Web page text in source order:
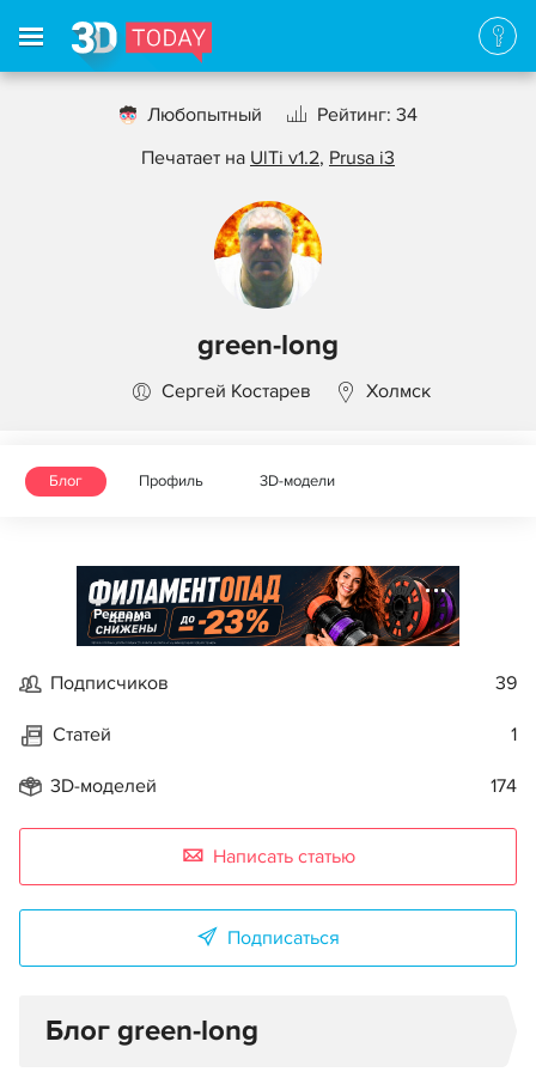
Любопытный
Рейтинг: 34
Печатает на UlTi v1.2, Prusa i3
green-long
Сергей Костарев Холмск
Блог Профиль 3D-модели
Реклама
Подписчиков 39
Статей 1
3D-моделей 174
Написать статью
Подписаться
Блог green-long